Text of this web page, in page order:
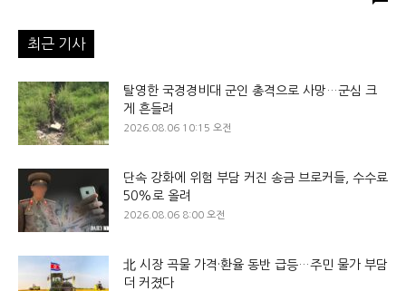
최근 기사
탈영한 국경경비대 군인 총격으로 사망…군심 크
게 흔들려
2026.08.06 10:15 오전
단속 강화에 위험 부담 커진 송금 브로커들, 수수료
50%로 올려
2026.08.06 8:00 오전
北 시장 곡물 가격·환율 동반 급등…주민 물가 부담
더 커졌다